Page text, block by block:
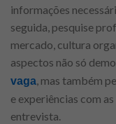
informações
seguida, pesquise
mercado, cultura
aspectos não só
vaga, mas também
e experiências com
entrevista.